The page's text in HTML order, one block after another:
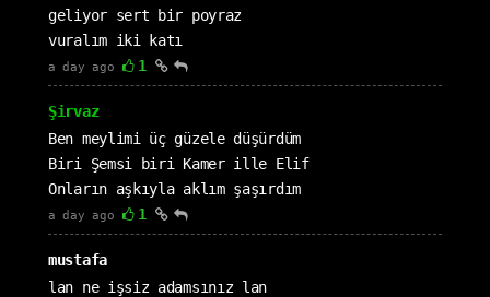
geliyor sert bir poyraz
vuralım iki katı
a day ago 1
Şirvaz
Ben meylimi üç güzele düşürdüm
Biri Şemsi biri Kamer ille Elif
Onların aşkıyla aklım şaşırdım
a day ago 1
mustafa
lan ne işsiz adamsınız lan